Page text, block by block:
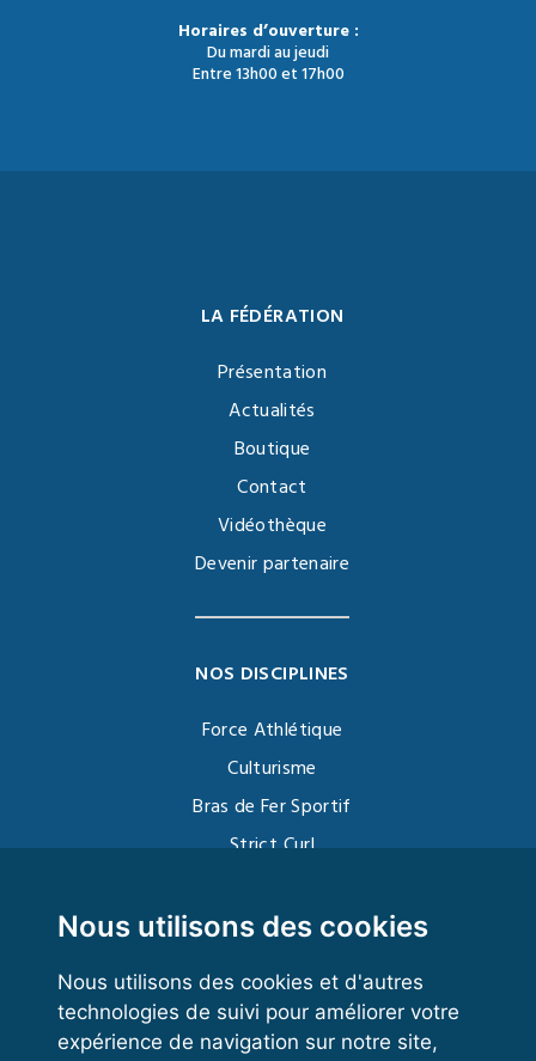
Nous utilisons des cookies
Nous utilisons des cookies et d'autres
technologies de suivi pour améliorer votre
expérience de navigation sur notre site,
Horaires d’ouverture :
Du mardi au jeudi
Entre 13h00 et 17h00
LA FÉDÉRATION
Présentation
Actualités
Boutique
Contact
Vidéothèque
Devenir partenaire
NOS DISCIPLINES
Force Athlétique
Culturisme
Bras de Fer Sportif
Strict Curl
Kettlebell
VOS ESPACES